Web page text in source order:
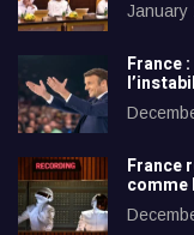
January
France
France
comme